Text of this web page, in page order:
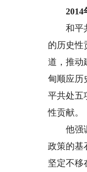
2014
和平共
的历史性
道，推动
甸顺应历
平共处五
性贡献。
他强调
政策的基
坚定不移